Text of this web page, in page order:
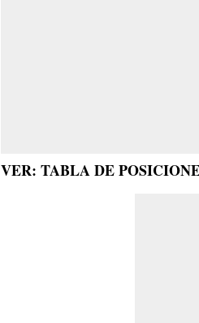
VER: TABLA DE